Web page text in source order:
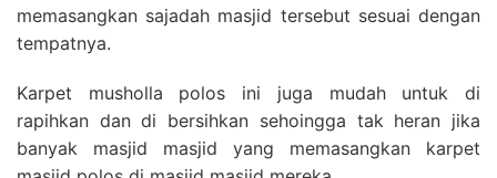
memasangkan sajadah masjid tersebut sesuai dengan
tempatnya.
Karpet musholla polos ini juga mudah untuk di
rapihkan dan di bersihkan sehoingga tak heran jika
banyak masjid masjid yang memasangkan karpet